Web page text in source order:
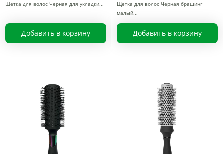
Щетка для волос Черная для укладки
Добавить в корзину
Щетка для волос Черная брашинг
малый
Добавить в корзину